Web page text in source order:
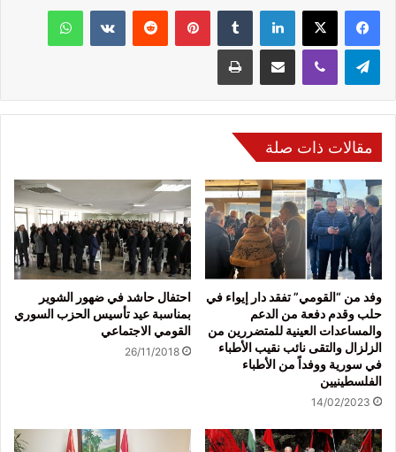
فيسبوك لينكدإن بينتيريست
مقالات ذات صلة
وفد من “القومي” تفقد دار إيواء في
حلب وقدم دفعة من الدعم
والمساعدات العينية للمتضررين من
الزلزال والتقى نائب نقيب الأطباء
في سورية ووفداً من الأطباء
الفلسطينيين
14/02/2023
احتفال حاشد في ضهور الشوير
بمناسبة عيد تأسيس الحزب السوري
القومي الاجتماعي
26/11/2018